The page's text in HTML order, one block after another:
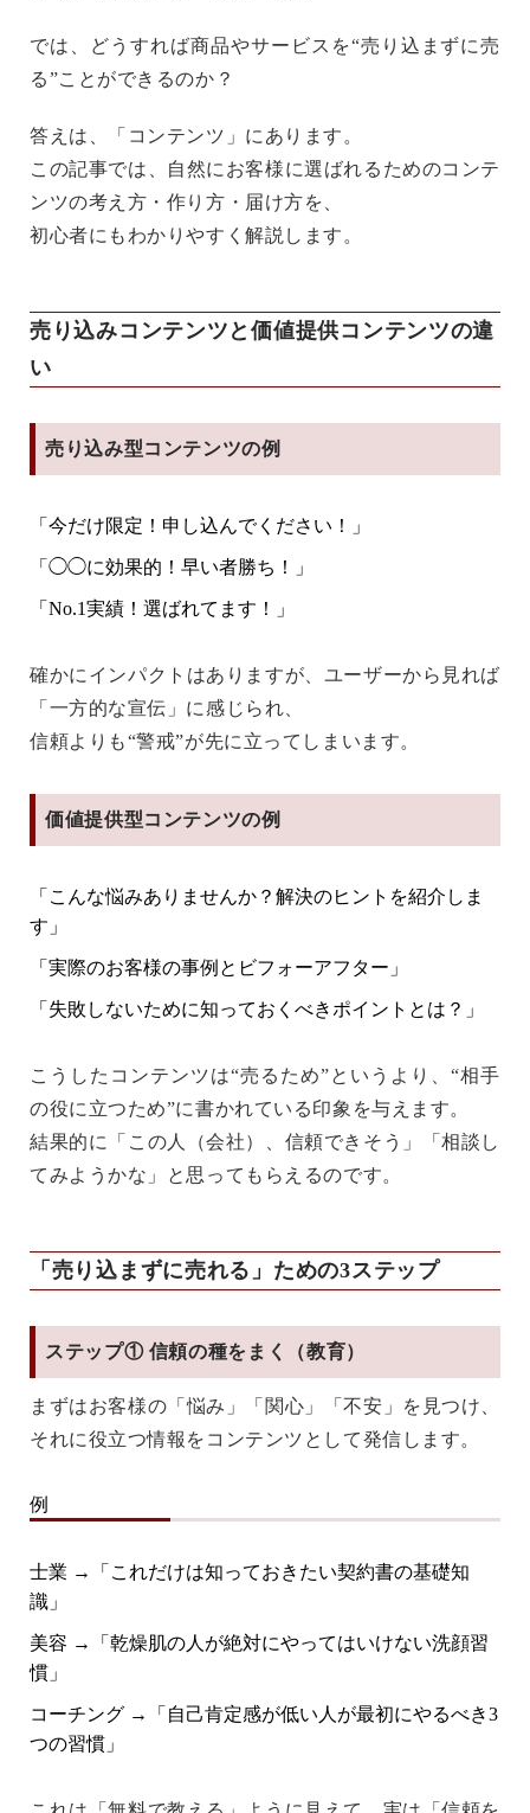
では、どうすれば商品やサービスを“売り込まずに売
る”ことができるのか？
答えは、「コンテンツ」にあります。
この記事では、自然にお客様に選ばれるためのコンテ
ンツの考え方・作り方・届け方を、
初心者にもわかりやすく解説します。
売り込みコンテンツと価値提供コンテンツの違
い
売り込み型コンテンツの例
「今だけ限定！申し込んでください！」
「◯◯に効果的！早い者勝ち！」
「No.1実績！選ばれてます！」
確かにインパクトはありますが、ユーザーから見れば
「一方的な宣伝」に感じられ、
信頼よりも“警戒”が先に立ってしまいます。
価値提供型コンテンツの例
「こんな悩みありませんか？解決のヒントを紹介しま
す」
「実際のお客様の事例とビフォーアフター」
「失敗しないために知っておくべきポイントとは？」
こうしたコンテンツは“売るため”というより、“相手
の役に立つため”に書かれている印象を与えます。
結果的に「この人（会社）、信頼できそう」「相談し
てみようかな」と思ってもらえるのです。
「売り込まずに売れる」ための3ステップ
ステップ① 信頼の種をまく（教育）
まずはお客様の「悩み」「関心」「不安」を見つけ、
それに役立つ情報をコンテンツとして発信 します。
例
士業 →「これだけは知っておきたい契約書の基礎知
識」
美容 →「乾燥肌の人が絶対にやってはいけない洗顔習
慣」
コーチング →「自己肯定感が低い人が最初にやるべき3
つの習慣」